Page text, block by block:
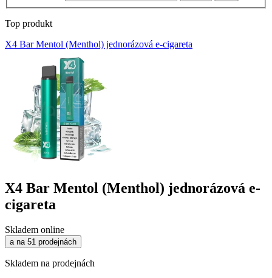
Top produkt
X4 Bar Mentol (Menthol) jednorázová e-cigareta
X4 Bar Mentol (Menthol) jednorázová e-
cigareta
Skladem online
a na 51 prodejnách
Skladem na prodejnách